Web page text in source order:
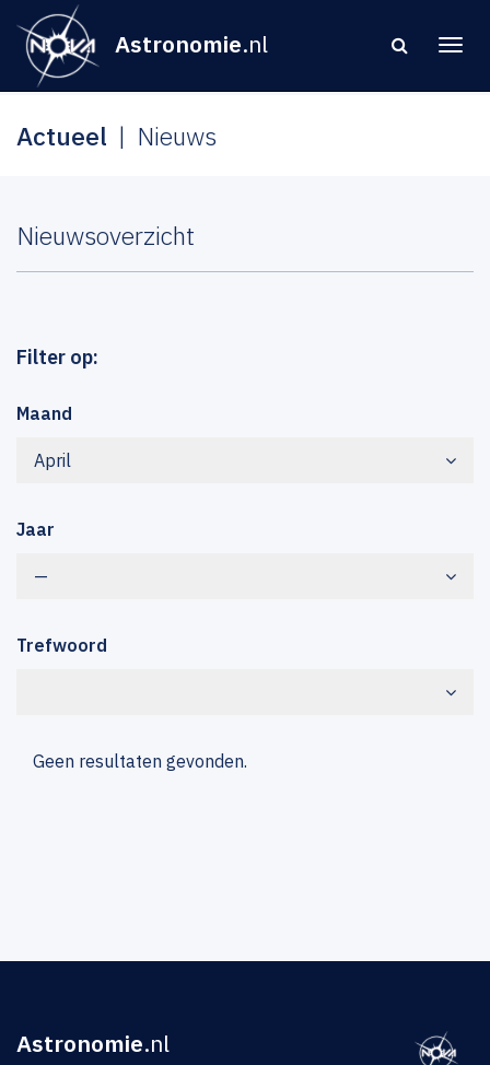
Astronomie.nl
Actueel Nieuws
Nieuwsoverzicht
Filter op:
Maand
April
Jaar
—
Trefwoord
Geen resultaten gevonden.
Astronomie.nl